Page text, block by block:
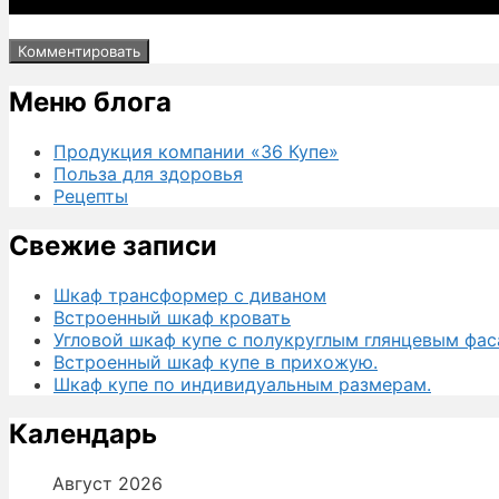
Меню блога
Продукция компании «36 Купе»
Польза для здоровья
Рецепты
Свежие записи
Шкаф трансформер с диваном
Встроенный шкаф кровать
Угловой шкаф купе с полукруглым глянцевым
Встроенный шкаф купе в прихожую.
Шкаф купе по индивидуальным размерам.
Календарь
Август 2026